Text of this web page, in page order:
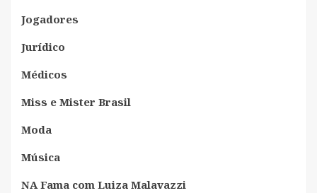
Jogadores
Jurídico
Médicos
Miss e Mister Brasil
Moda
Música
NA Fama com Luiza Malavazzi